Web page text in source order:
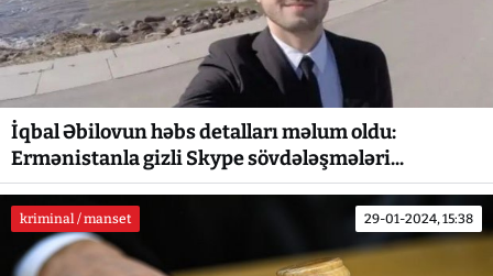
İqbal Əbilovun həbs detalları məlum oldu:
Ermənistanla gizli Skype sövdələşmələri...
kriminal / manset 29-01-2024, 15:38